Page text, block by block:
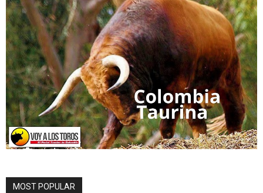
MOST POPULAR